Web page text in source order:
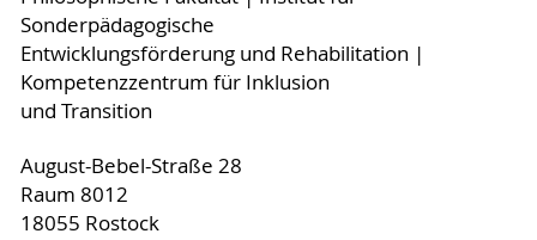
Sonderpädagogische
Entwicklungsförderung und Rehabilitation |
Kompetenzzentrum für Inklusion
und Transition
August-Bebel-Straße 28
Raum 8012
18055 Rostock